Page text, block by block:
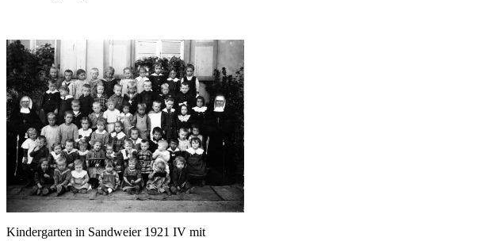
Kindergarten in Sandweier 1921 IV mit